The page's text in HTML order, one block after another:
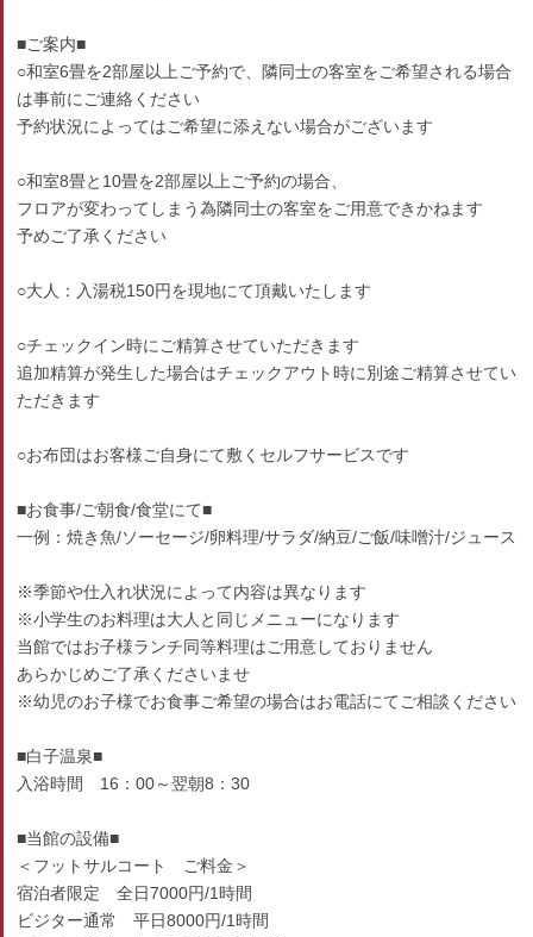
■ご案内■
○和室6畳を2部屋以上ご予約で、隣同士の客室をご希望される場合
は事前にご連絡ください
予約状況によってはご希望に添えない場合がございます
○和室8畳と10畳を2部屋以上ご予約の場合、
フロアが変わってしまう為隣同士の客室をご用意できかねます
予めご了承ください
○大人：入湯税150円を現地にて頂戴いたします
○チェックイン時にご精算させていただきます
追加精算が発生した場合はチェックアウト時に別途ご精算させてい
ただきます
○お布団はお客様ご自身にて敷くセルフサービスです
■お食事/ご朝食/食堂にて■
一例：焼き魚/ソーセージ/卵料理/サラダ/納豆/ご飯/味噌汁/ジュース
※季節や仕入れ状況によって内容は異なります
※小学生のお料理は大人と同じメニューになります
当館ではお子様ランチ同等料理はご用意しておりません
あらかじめご了承くださいませ
※幼児のお子様でお食事ご希望の場合はお電話にてご相談ください
■白子温泉■
入浴時間 16：00～翌朝8：30
■当館の設備■
＜フットサルコート ご料金＞
宿泊者限定 全日7000円/1時間
ビジター通常 平日8000円/1時間